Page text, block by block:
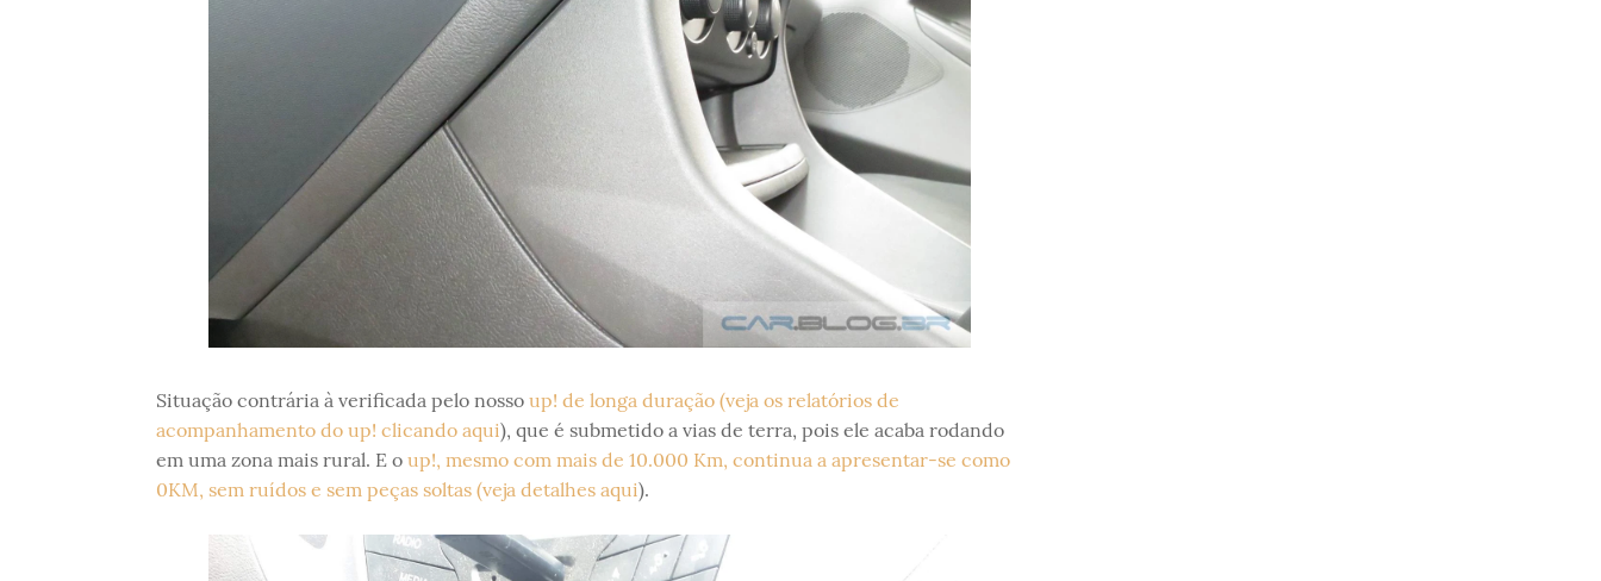
Situação contrária à verificada pelo nosso up! de longa duração (veja os relatórios de
acompanhamento do up! clicando aqui), que é submetido a vias de terra, pois ele acaba rodando
em uma zona mais rural. E o up!, mesmo com mais de 10.000 Km, continua a apresentar-se como
0KM, sem ruídos e sem peças soltas (veja detalhes aqui).